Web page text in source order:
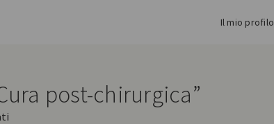
Il mio profilo
post-chirurgica”